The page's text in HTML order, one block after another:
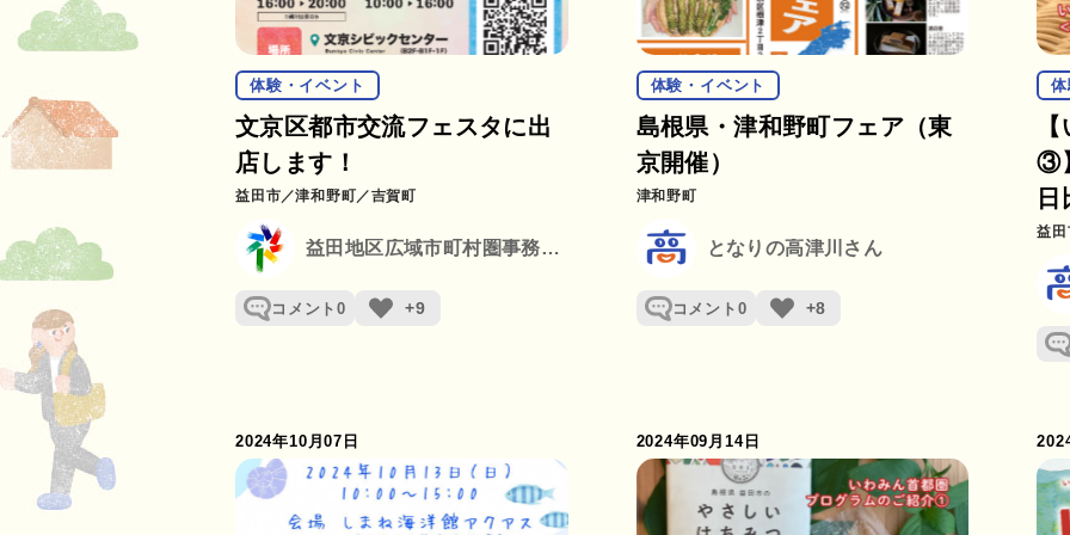
体験・イベント
文京区都市交流フェスタに出
店します！
益田市 津和野町 吉賀町
益田地区広域市町村圏事務組合
コメント0 +9
体験・イベント
島根県・津和野町フェア（東
京開催）
津和野町
となりの高津川さん
コメント 0 +8
③
益田
2024年10月07日 2024年09月14日